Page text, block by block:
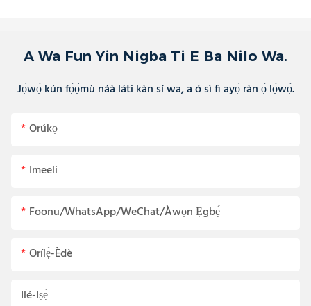
A Wa Fun Yin Nigba Ti E Ba Nilo Wa.
Jọ̀wọ́ kún fọ́ọ̀mù náà láti kàn sí wa, a ó sì fi ayọ̀ ràn ọ́ lọ́wọ́.
Orúkọ
Imeeli
Foonu/WhatsApp/WeChat/Àwọn Ẹgbẹ́
Orílẹ̀-Èdè
Ilé-Iṣẹ́